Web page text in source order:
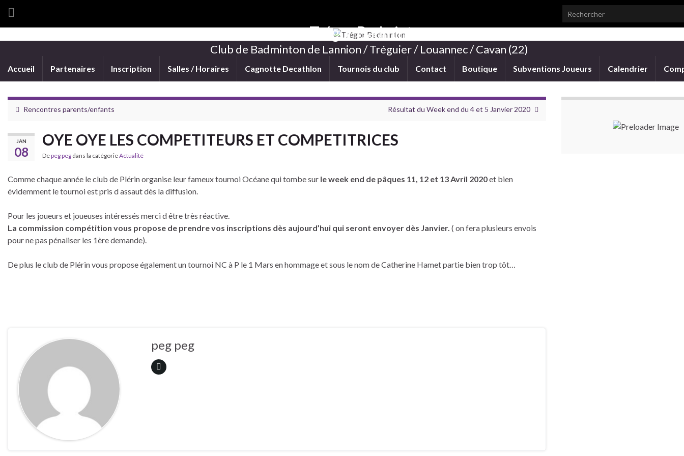
Search for:
Trégor Badminton
Club de Badminton de Lannion / Tréguier / Louannec / Cavan (22)
Accueil Partenaires Inscription Salles / Horaires Cagnotte Decathlon Tournois du club Contact Boutique Subventions Joueurs Calendrier
Rencontres parents/enfants Résultat du Week end du 4 et 5 Janvier 2020
JAN
08
OYE OYE LES COMPETITEURS ET COMPETITRICES
Depeg peg dans la catégorieActualité
Comme chaque année le club de Plérin organise leur fameux tournoi Océane qui tombe sur le week end de pâques 11, 12 et 13 Avril 2020et bien
évidemment le tournoi est pris d assaut dès la diffusion.
Pour les joueurs et joueuses intéressés merci d être très réactive.
La commission compétition vous propose de prendre vos inscriptions dès aujourd’hui qui seront envoyer dès Janvier. ( on fera plusieurs envois
pour ne pas pénaliser les 1ère demande).
De plus le club de Plérin vous propose également un tournoi NC à P le 1 Mars en hommage et sous le nom de Catherine Hamet partie bien trop tôt…
peg peg